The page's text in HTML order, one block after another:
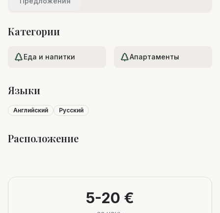
Категории
Еда и напитки Апартаменты
Языки
Английский Русский
Расположение
−
5-20 €